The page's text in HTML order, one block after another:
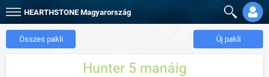
HEARTHSTONE Magyarország
Összes pakli Új pakli
Hunter 5 manáig